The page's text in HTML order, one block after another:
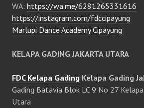
WA: https://wa.me/6281265331616
https://instagram.com/fdccipayung
Marlupi Dance Academy Cipayung
KELAPA GADING JAKARTA UTARA
FDC Kelapa Gading Kelapa Gading
Gading Batavia Blok LC 9 No 27
Utara